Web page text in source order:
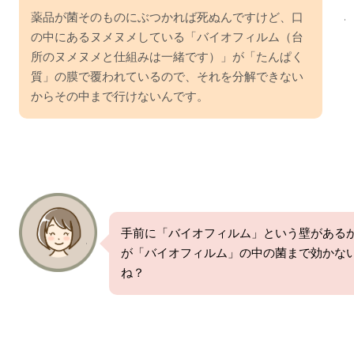
薬品が菌そのものにぶつかれば死ぬんですけど、口
の中にあるヌメヌメしている「バイオフィルム（台
所のヌメヌメと仕組みは一緒です）」が「たんぱく
質」の膜で覆われているので、それを分解できない
からその中まで行けないんです。
手前に「バイオフィルム」という壁がある
が「バイオフィルム」の中の菌まで効かな
ね？